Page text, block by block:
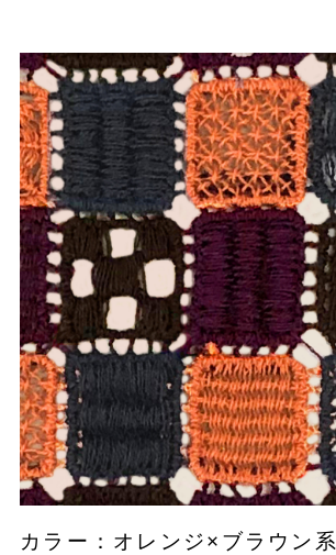
カラー：オレンジ×ブラウン系